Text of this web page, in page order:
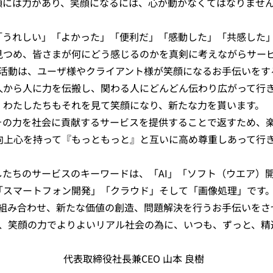
れしい」「よかった」「便利だ」「感動した」「共感した
め、皆さまが何にどう感じるのかを真剣に考えながらサー
動は、ユーザ様やクライアント様が笑顔になるお手伝いを
ら人に力を伝搬し、関わる人にどんどん伝わり広がって行
わたしたちもそれを見て笑顔になり、新たな力を貰います。
力を社会に貢献するサービスを提供することで返すため、
心を持って『もっともっと』と互いに高め尊重しあって行
ちのサービスのキーワードは、「AI」「ソフト（ウエア）
スマートフォン開発」「クラウド」そして「画像処理」です
み合わせ、新たな価値の創造、問題解決を行うお手伝いを
笑顔の力でよりよいリアル社会の為に、いつも、ずっと、
代表取締役社長兼CEO 山本 良樹